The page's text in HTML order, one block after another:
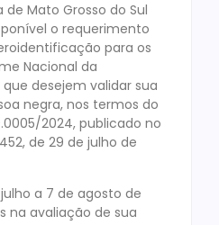
Mato Grosso do Sul
o requerimento
para os
Nacional da
desejem validar sua
negra, nos termos do
2024, publicado no
de 29 de julho de
a 7 de agosto de
na avaliação de sua